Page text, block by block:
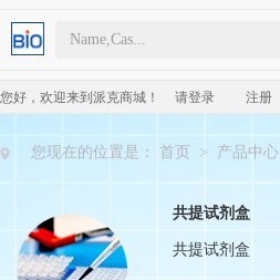
您好，欢迎来到派克商城！ 请登录 注册
您现在的位置是： 首页 > 产品中心
共提试剂盒
共提试剂盒